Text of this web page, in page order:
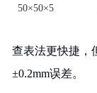
50×50×5
查表法更快捷，
±0.2mm误差。